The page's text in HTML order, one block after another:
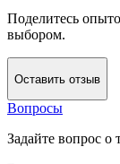
Поделитесь
выбором.
Оставить отзыв
Вопросы
Задайте вопрос о